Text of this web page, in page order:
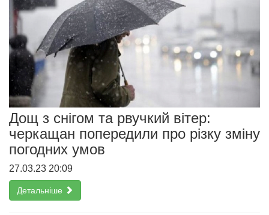
Дощ з снігом та рвучкий вітер:
черкащан попередили про різку зміну
погодних умов
27.03.23 20:09
Детальніше